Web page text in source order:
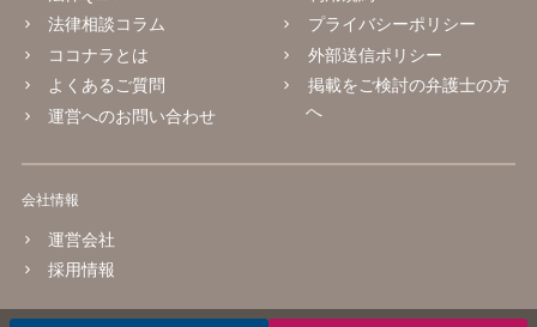
法律相談コラム
ココナラとは
よくあるご質問
運営へのお問い合わせ
プライバシーポリシー
外部送信ポリシー
掲載をご検討の弁護士の方
へ
会社情報
運営会社
採用情報